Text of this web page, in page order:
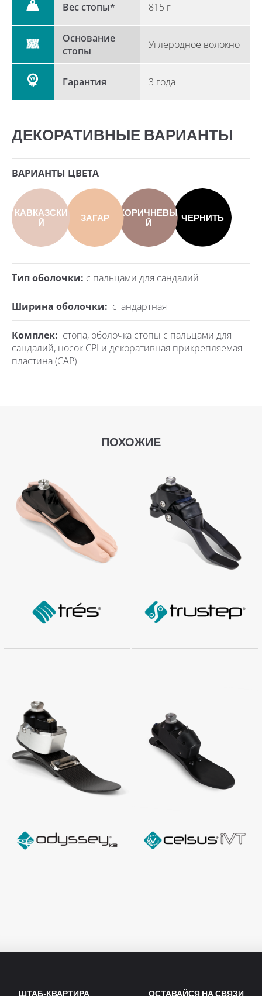
Вес стопы* 815 г
Основание
стопы
Углеродное волокно
Гарантия 3 года
ДЕКОРАТИВНЫЕ ВАРИАНТЫ
ВАРИАНТЫ ЦВЕТА
КАВКАЗСКИ
Й
ЗАГАР
КОРИЧНЕВЫ
Й
ЧЕРНИТЬ
Тип оболочки: с пальцами для сандалий
Ширина оболочки: стандартная
Комплек: стопа, оболочка стопы с пальцами для
сандалий, носок CPI и декоративная прикрепляемая
пластина (CAP)
ПОХОЖИЕ